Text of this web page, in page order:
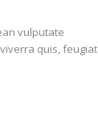
vulputate
quis, feugiat